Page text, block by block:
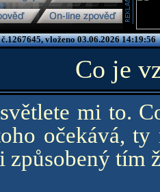
vloženo 03.06.2026 14:19:56
Co je
mi to.
očekává, ty
způsobený tím